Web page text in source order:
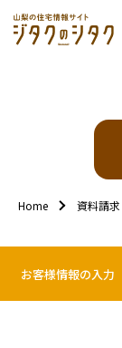
Home 資料請求
お客様情報の入力